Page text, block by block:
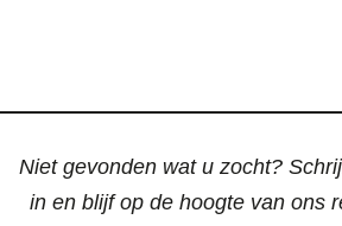
Niet gevonden wat u zocht?
in en blijf op de hoogte van ons